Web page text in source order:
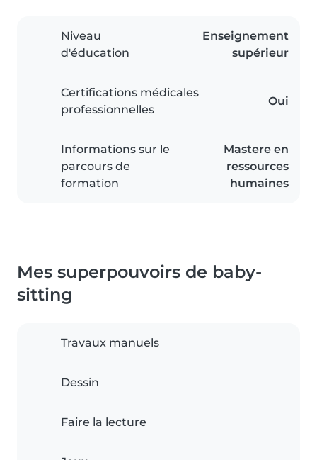
Niveau
d'éducation
Enseignement
supérieur
Certifications médicales
professionnelles
Oui
Informations sur le
parcours de
formation
Mastere en
ressources
humaines
Mes superpouvoirs de baby-
sitting
Travaux manuels
Dessin
Faire la lecture